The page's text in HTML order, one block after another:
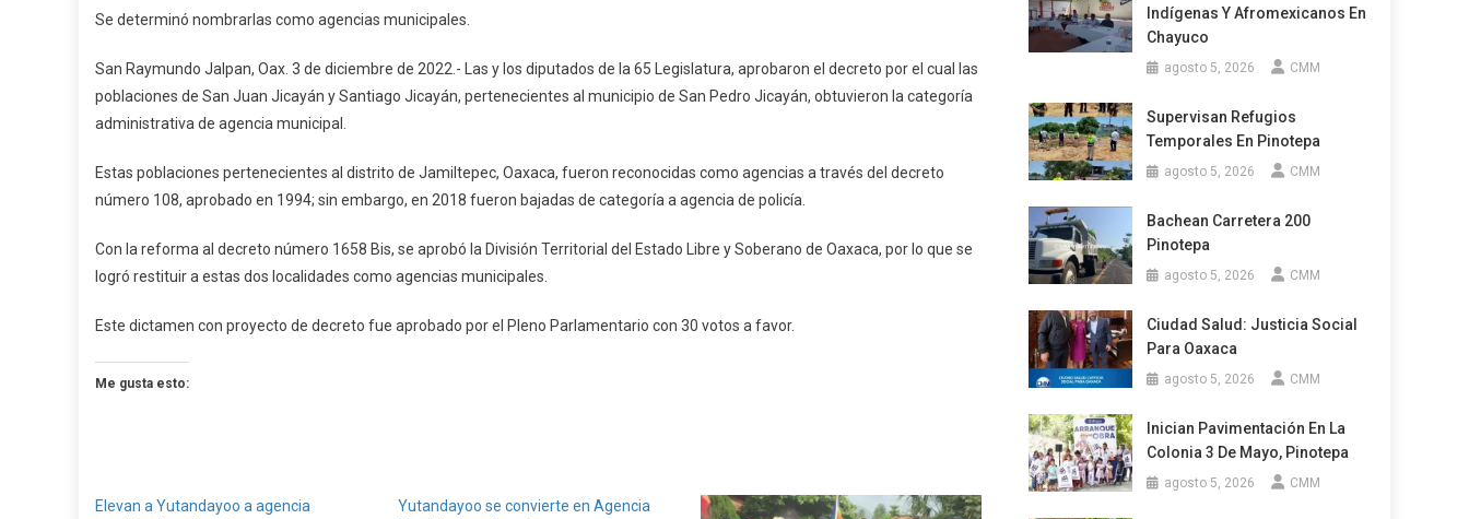
De
A
Dos
San
Pedro
Se determinó nombrarlas como agencias municipales.
San Raymundo Jalpan, Oax. 3 de diciembre de 2022.- Las y los diputados de la 65 Legislatura, aprobaron el decreto por el cual las
poblaciones de San Juan Jicayán y Santiago Jicayán, pertenecientes al municipio de San Pedro Jicayán, obtuvieron la categoría
administrativa de agencia municipal.
Estas poblaciones pertenecientes al distrito de Jamiltepec, Oaxaca, fueron reconocidas como agencias a través del decreto
número 108, aprobado en 1994; sin embargo, en 2018 fueron bajadas de categoría a agencia de policía.
Con la reforma al decreto número 1658 Bis, se aprobó la División Territorial del Estado Libre y Soberano de Oaxaca, por lo que se
logró restituir a estas dos localidades como agencias municipales.
Este dictamen con proyecto de decreto fue aprobado por el Pleno Parlamentario con 30 votos a favor.
Me gusta esto:
Elevan a Yutandayoo a agencia
Yutandayoo se convierte en Agencia
Indígenas Y Afromexicanos En
Chayuco
agosto 5, 2026 CMM
Supervisan Refugios
Temporales En Pinotepa
agosto 5, 2026 CMM
Bachean Carretera 200
Pinotepa
agosto 5, 2026 CMM
Ciudad Salud: Justicia Social
Para Oaxaca
agosto 5, 2026 CMM
Inician Pavimentación En La
Colonia 3 De Mayo, Pinotepa
agosto 5, 2026 CMM